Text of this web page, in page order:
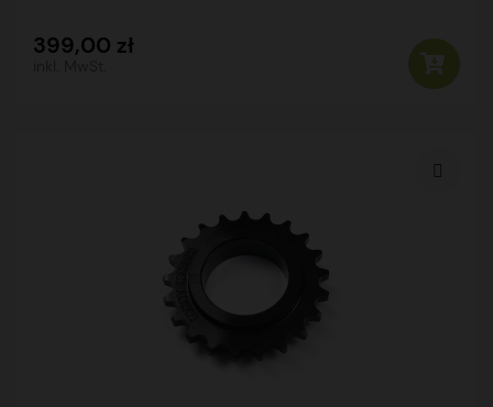
399,00 zł